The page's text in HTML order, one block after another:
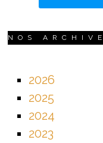
NOS
2026
2025
2024
2023